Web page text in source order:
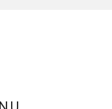
ト・オーバーオール